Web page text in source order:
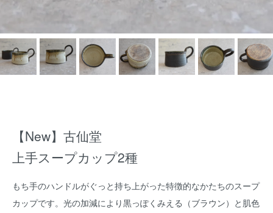
【New】古仙堂
上手スープカップ2種
もち手のハンドルがぐっと持ち上がった特徴的なかたちのスープ
カップです。光の加減により黒っぽくみえる（ブラウン）と肌色